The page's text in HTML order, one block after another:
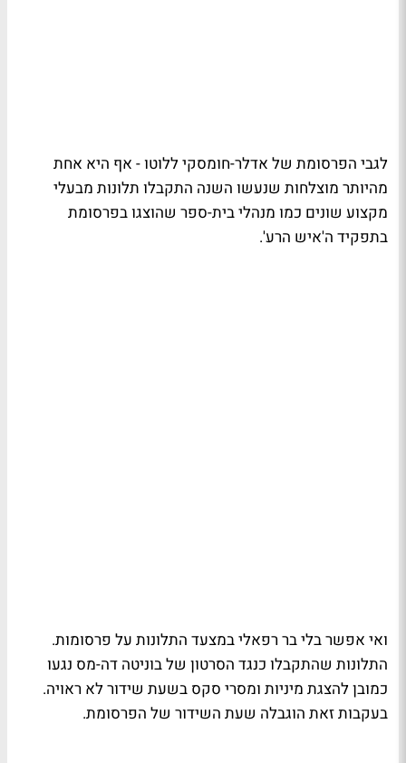
לגבי הפרסומת של אדלר-חומסקי ללוטו - אף היא אחת
מהיותר מוצלחות שנעשו השנה התקבלו תלונות מבעלי
מקצוע שונים כמו מנהלי בית-ספר שהוצגו בפרסומת
בתפקיד ה'איש הרע'.
ואי אפשר בלי בר רפאלי במצעד התלונות על פרסומות.
התלונות שהתקבלו כנגד הסרטון של בוניטה דה-מס נגעו
כמובן להצגת מיניות ומסרי סקס בשעת שידור לא ראויה.
בעקבות זאת הוגבלה שעת השידור של הפרסומת.